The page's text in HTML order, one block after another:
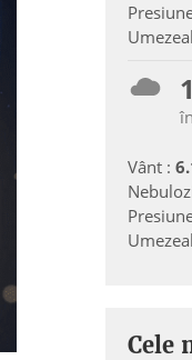
Vânt :
Cele